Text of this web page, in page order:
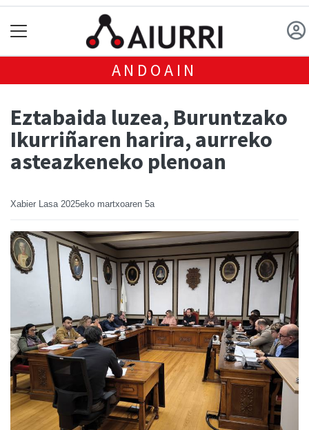
ANDOAIN
Eztabaida luzea, Buruntzako
Ikurriñaren harira, aurreko
asteazkeneko plenoan
Xabier Lasa 2025eko martxoaren 5a